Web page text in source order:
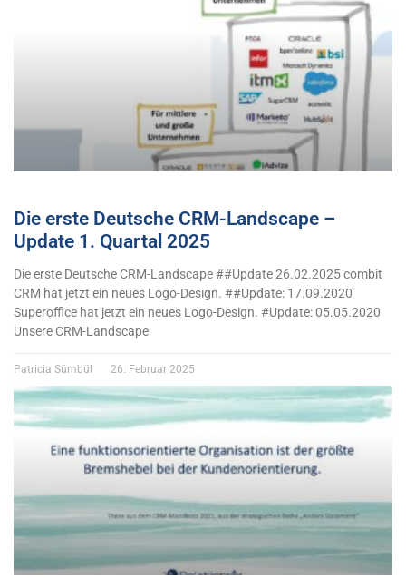
Die erste Deutsche CRM-Landscape –
Update 1. Quartal 2025
Die erste Deutsche CRM-Landscape ##Update 26.02.2025 combit
CRM hat jetzt ein neues Logo-Design. ##Update: 17.09.2020
Superoffice hat jetzt ein neues Logo-Design. #Update: 05.05.2020
Unsere CRM-Landscape
Patricia Sümbül 26. Februar 2025